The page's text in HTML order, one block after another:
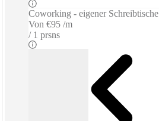
Coworking - eigener Schreibtische
Von €95 /m
1 prsns